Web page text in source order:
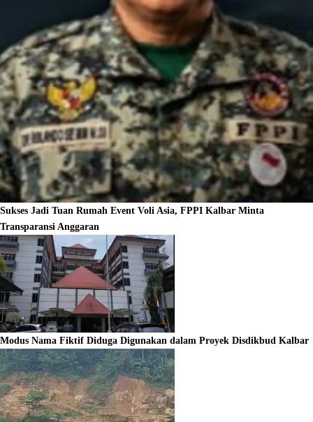
Sukses Jadi Tuan Rumah Event Voli Asia, FPPI Kalbar Minta
Transparansi Anggaran
Modus Nama Fiktif Diduga Digunakan dalam Proyek Disdikbud Kalbar